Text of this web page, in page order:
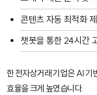
콘텐츠 자동 최적화
챗봇을 통한 24시간
한 전자상거래 기업은 AI 기
효율을 크게 높였습니다.